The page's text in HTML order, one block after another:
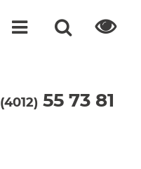
(4012) 55 73 81